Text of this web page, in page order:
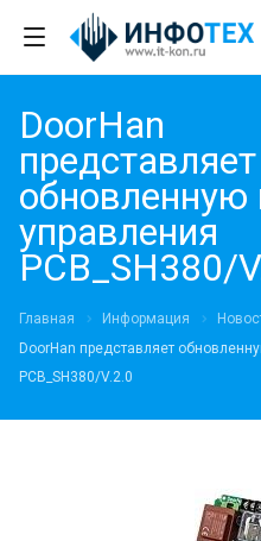
DoorHan
представляет
обновленную
управления
PCB_SH380/
Главная Информация
DoorHan представляет
PCB_SH380/V.2.0